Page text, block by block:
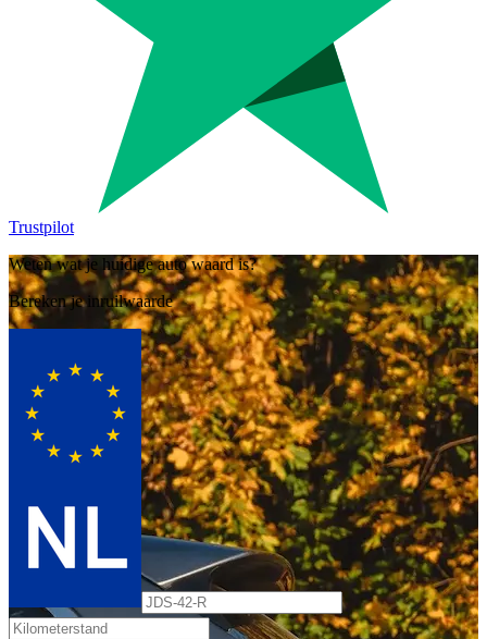
Trustpilot
Weten wat je huidige auto waard is?
Bereken je inruilwaarde